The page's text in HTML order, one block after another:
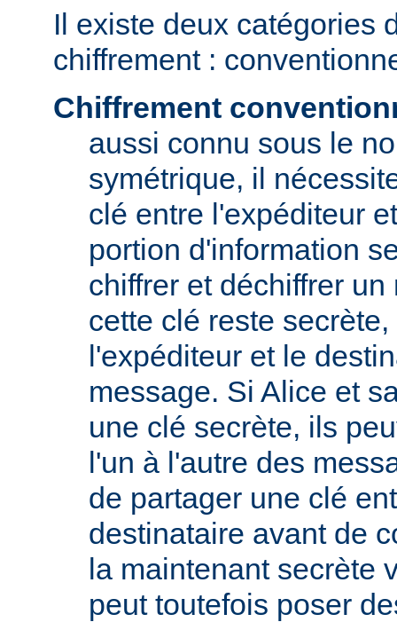
Il existe deux catégories
chiffrement :
Chiffrement
aussi connu sous le
symétrique, il
clé entre l'expéditeur
portion d'information
chiffrer et déchiffrer
cette clé reste
l'expéditeur et le
message. Si Alice et
une clé secrète, ils
l'un à l'autre des
de partager une clé
destinataire avant de
la maintenant secrète
peut toutefois poser